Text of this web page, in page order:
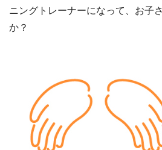
ニングトレーナーになって、お子
か？